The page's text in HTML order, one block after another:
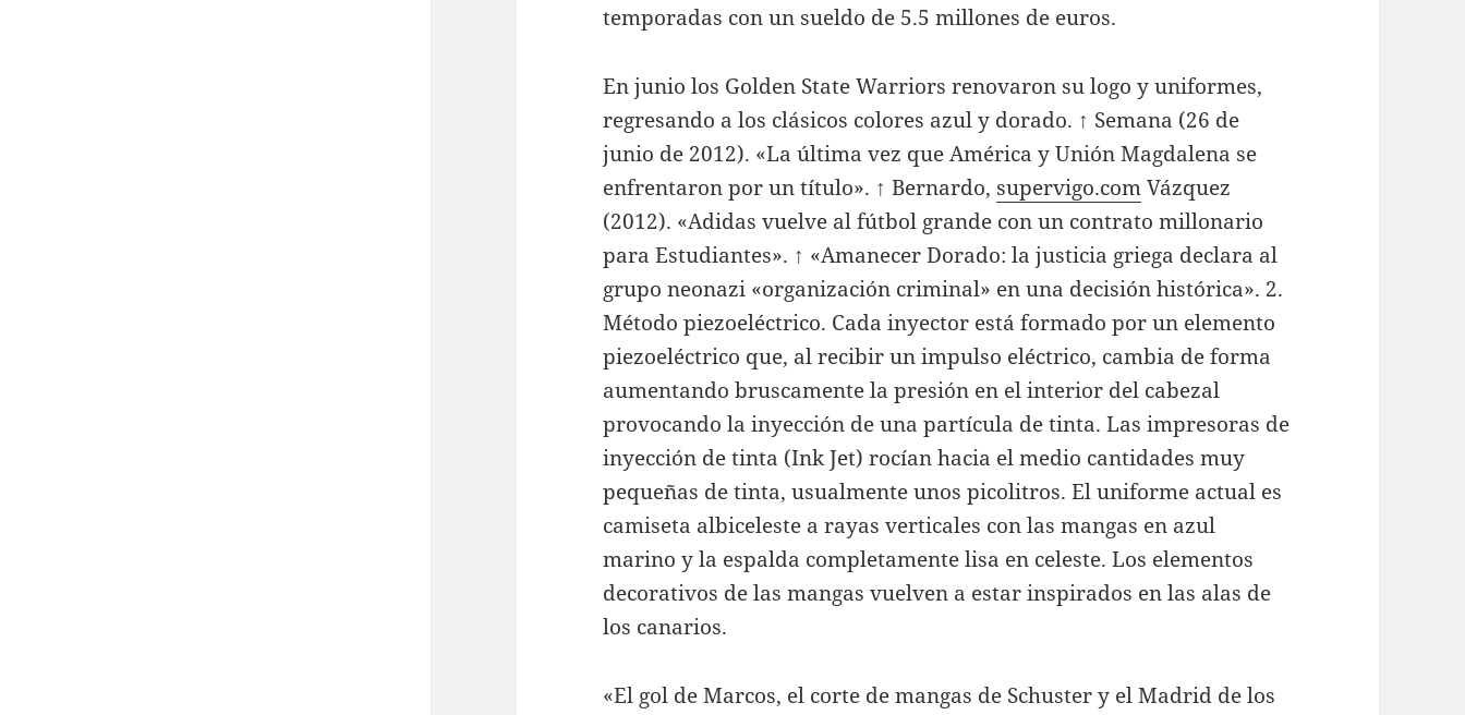
temporadas con un sueldo de 5.5 millones de euros.
En junio los Golden State Warriors renovaron su logo y uniformes,
regresando a los clásicos colores azul y dorado. ↑ Semana (26 de
junio de 2012). «La última vez que América y Unión Magdalena se
enfrentaron por un título». ↑ Bernardo, supervigo.comVázquez
(2012). «Adidas vuelve al fútbol grande con un contrato millonario
para Estudiantes». ↑ «Amanecer Dorado: la justicia griega declara al
grupo neonazi «organización criminal» en una decisión histórica». 2.
Método piezoeléctrico. Cada inyector está formado por un elemento
piezoeléctrico que, al recibir un impulso eléctrico, cambia de forma
aumentando bruscamente la presión en el interior del cabezal
provocando la inyección de una partícula de tinta. Las impresoras de
inyección de tinta (Ink Jet) rocían hacia el medio cantidades muy
pequeñas de tinta, usualmente unos picolitros. El uniforme actual es
camiseta albiceleste a rayas verticales con las mangas en azul
marino y la espalda completamente lisa en celeste. Los elementos
decorativos de las mangas vuelven a estar inspirados en las alas de
los canarios.
«El gol de Marcos, el corte de mangas de Schuster y el Madrid de los